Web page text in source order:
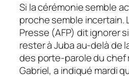
Si la cérémonie semble
proche semble incertain.
Presse (AFP) dit ignorer
rester à Juba au-delà de
des porte-parole du chef
Gabriel, a indiqué mardi